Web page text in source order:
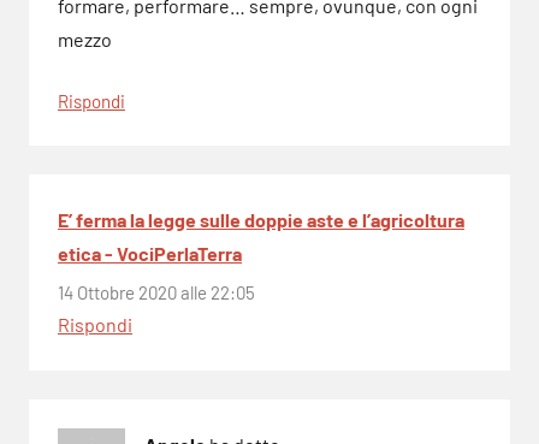
formare, performare… sempre, ovunque, con ogni
mezzo
Rispondi
E’ ferma la legge sulle doppie aste e l’agricoltura
etica - VociPerlaTerra
14 Ottobre 2020 alle 22:05
Rispondi